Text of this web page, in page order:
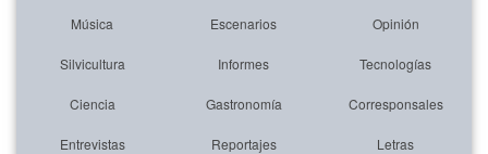
Música Escenarios Opinión
Silvicultura Informes Tecnologías
Ciencia Gastronomía Corresponsales
Entrevistas Reportajes Letras